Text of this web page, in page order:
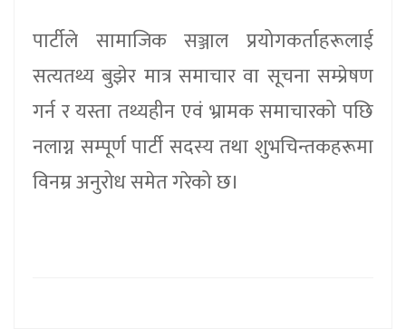
पार्टीले सामाजिक सञ्जाल प्रयोगकर्ताहरूलाई
सत्यतथ्य बुझेर मात्र समाचार वा सूचना सम्प्रेषण
गर्न र यस्ता तथ्यहीन एवं भ्रामक समाचारको पछि
नलाग्न सम्पूर्ण पार्टी सदस्य तथा शुभचिन्तकहरूमा
विनम्र अनुरोध समेत गरेको छ।